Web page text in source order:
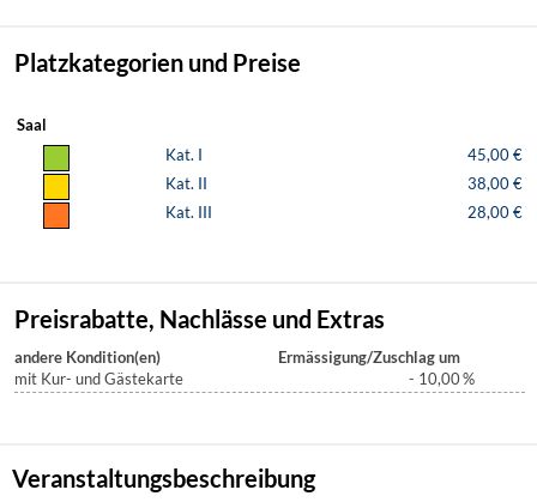
Platzkategorien und Preise
Saal
Kat. I
45,00 €
Kat. II
38,00 €
Kat. III
28,00 €
Preisrabatte, Nachlässe und Extras
andere Kondition(en)
Ermässigung/Zuschlag um
mit Kur- und Gästekarte
- 10,00%
Veranstaltungsbeschreibung